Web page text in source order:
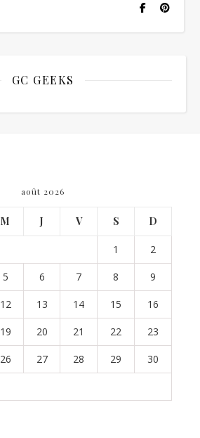
GC GEEKS
août 2026
M J V S D
1 2
5 6 7 8 9
12 13 14 15 16
19 20 21 22 23
26 27 28 29 30